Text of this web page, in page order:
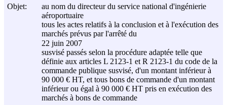
Objet:
au nom du directeur du service national d'ingénierie
aéroportuaire
tous les actes relatifs à la conclusion et à l'exécution des
marchés prévus par l'arrêté du
22 juin 2007
susvisé passés selon la procédure adaptée telle que
définie aux articles L 2123-1 et R 2123-1 du code de la
commande publique susvisé, d'un montant inférieur à
90 000 € HT, et tous bons de commande d'un montant
inférieur ou égal à 90 000 € HT pris en exécution des
marchés à bons de commande